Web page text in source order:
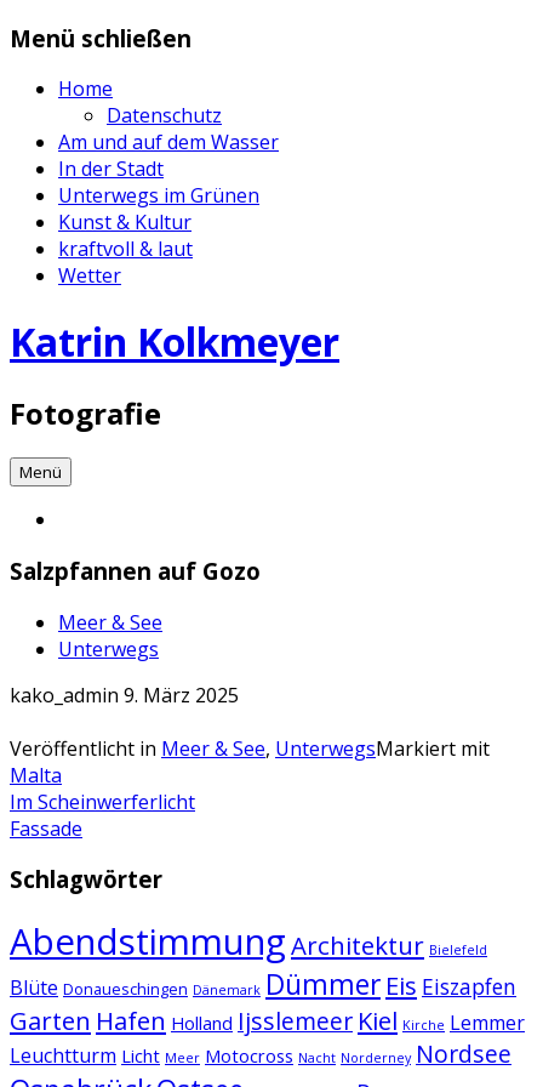
Zum
springen
Menü schließen
Home
Datenschutz
Am und auf dem Wasser
In der Stadt
Unterwegs im Grünen
Kunst & Kultur
kraftvoll & laut
Wetter
Katrin Kolkmeyer
Fotografie
Menü
Salzpfannen auf Gozo
Meer & See
Unterwegs
kako_admin 9. März 2025
Veröffentlicht in Meer & See, UnterwegsMarkiert mit
Malta
Artikel-
Navigation
Im Scheinwerferlicht
Fassade
Schlagwörter
AbendstimmungArchitektur Bielefeld
Blüte Donaueschingen Dänemark Dümmer Eis Eiszapfen
Garten Hafen Holland Ijsslemeer Kiel Kirche Lemmer
Leuchtturm Licht Meer Motocross Nacht Norderney Nordsee